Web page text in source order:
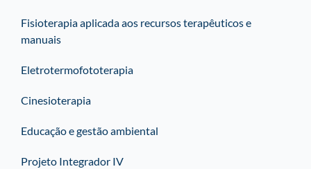
Fisioterapia aplicada aos recursos terapêuticos e
manuais
Eletrotermofototerapia
Cinesioterapia
Educação e gestão ambiental
Projeto Integrador IV